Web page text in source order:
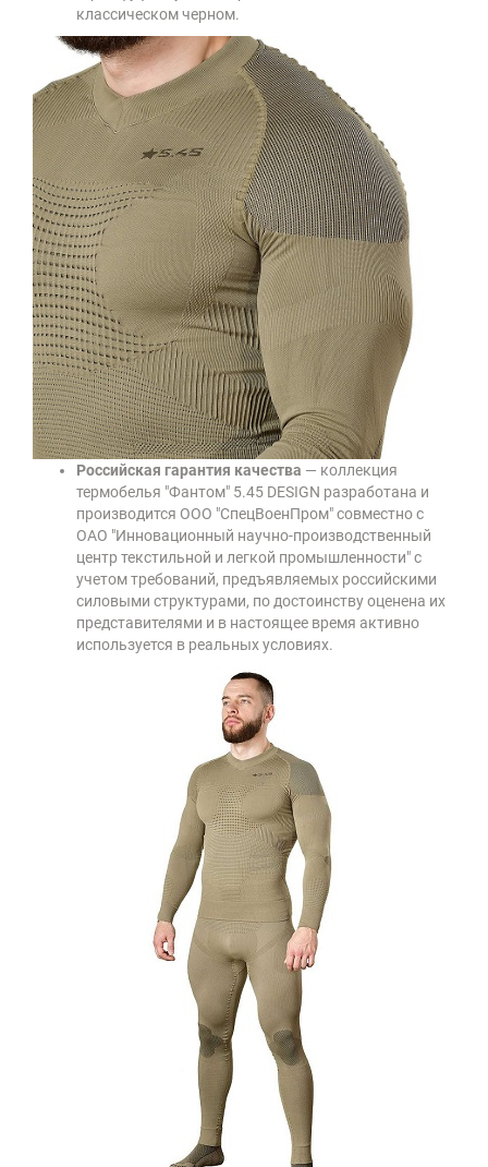
классическом черном.
Российская гарантия качества — коллекция
термобелья "Фантом" 5.45 DESIGN разработана и
производится ООО "СпецВоенПром" совместно с
ОАО "Инновационный научно-производственный
центр текстильной и легкой промышленности" с
учетом требований, предъявляемых российскими
силовыми структурами, по достоинству оценена их
представителями и в настоящее время активно
используется в реальных условиях.